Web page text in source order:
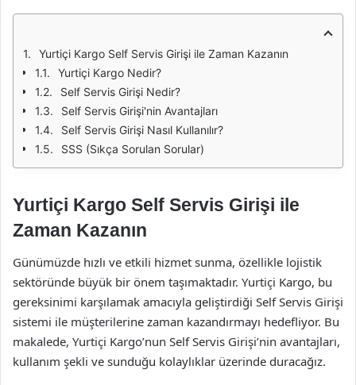
Yurtiçi Kargo Self Servis Girişi ile Zaman Kazanın
Yurtiçi Kargo Nedir?
Self Servis Girişi Nedir?
Self Servis Girişi'nin Avantajları
Self Servis Girişi Nasıl Kullanılır?
SSS (Sıkça Sorulan Sorular)
Yurtiçi Kargo Self Servis Girişi ile
Zaman Kazanın
Günümüzde hızlı ve etkili hizmet sunma, özellikle lojistik
sektöründe büyük bir önem taşımaktadır. Yurtiçi Kargo, bu
gereksinimi karşılamak amacıyla geliştirdiği Self Servis Girişi
sistemi ile müşterilerine zaman kazandırmayı hedefliyor. Bu
makalede, Yurtiçi Kargo’nun Self Servis Girişi’nin avantajları,
kullanım şekli ve sunduğu kolaylıklar üzerinde duracağız.